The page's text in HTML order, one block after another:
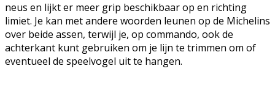
neus en lijkt er meer grip beschikbaar op en richting
limiet. Je kan met andere woorden leunen op de Michelins
over beide assen, terwijl je, op commando, ook de
achterkant kunt gebruiken om je lijn te trimmen om of
eventueel de speelvogel uit te hangen.